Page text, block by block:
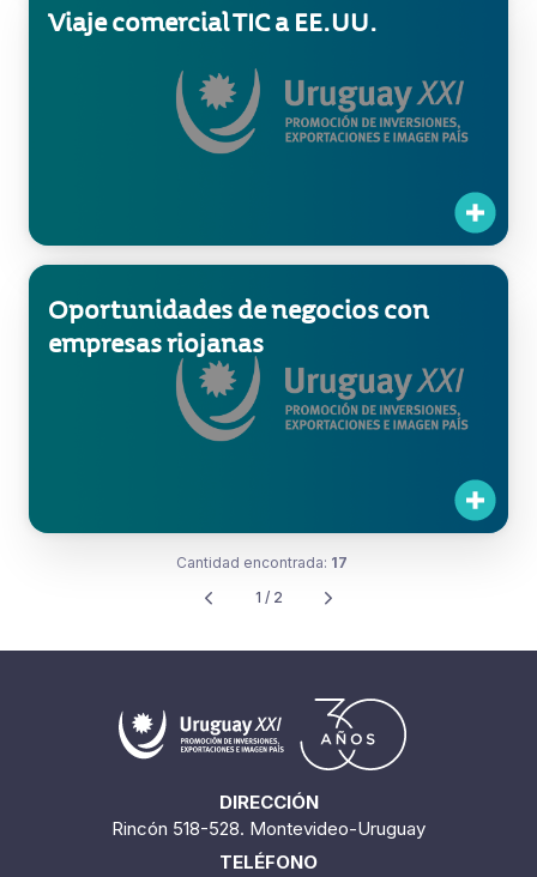
Viaje comercial TIC a EE.UU.
Oportunidades de negocios con
empresas riojanas
Cantidad encontrada: 17
1 / 2
DIRECCIÓN
Rincón 518-528. Montevideo-Uruguay
TELÉFONO